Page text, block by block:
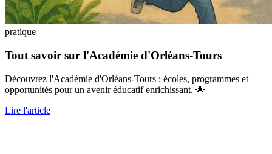
pratique
Tout savoir sur l'Académie d'Orléans-Tours
Découvrez l'Académie d'Orléans-Tours : écoles, programmes et
opportunités pour un avenir éducatif enrichissant. 🌟
Lire l'article